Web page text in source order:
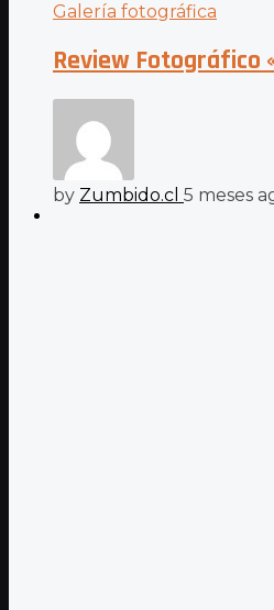
Galería fotográfica
Review Fotográfico
by Zumbido.cl 5 meses